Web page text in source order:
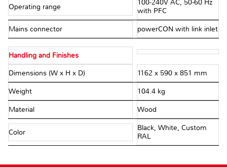
Operating range
100-240V AC, 50-60 Hz
with PFC
Mains connector powerCON with link inlet
Handling and Finishes
Dimensions (W x H x D) 1162 x 590 x 851 mm
Weight 104.4 kg
Material Wood
Color
Black, White, Custom
RAL